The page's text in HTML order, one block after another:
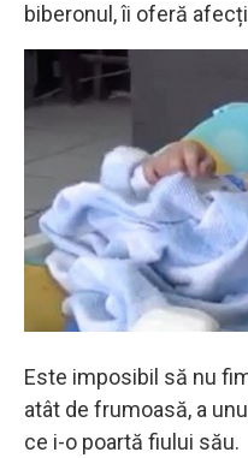
biberonul, îi oferă
Este imposibil să nu
atât de frumoasă, a
ce i-o poartă fiului său.